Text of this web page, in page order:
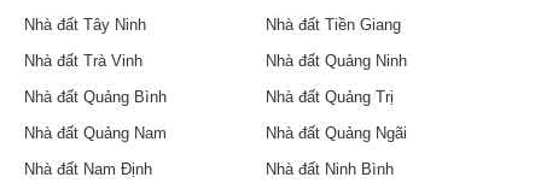
Nhà đất Tây Ninh
Nhà đất Tiền Giang
Nhà đất Trà Vinh
Nhà đất Quảng Ninh
Nhà đất Quảng Bình
Nhà đất Quảng Trị
Nhà đất Quảng Nam
Nhà đất Quảng Ngãi
Nhà đất Nam Định
Nhà đất Ninh Bình